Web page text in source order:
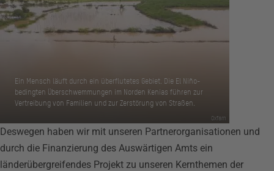
Oxfam
Ein Mensch läuft durch ein überflutetes Gebiet. Die El Niño-
bedingten Überschwemmungen im Norden Kenias führen zur
Vertreibung von Familien und zur Zerstörung von Straßen.
Deswegen haben wir mit unseren Partnerorganisationen und
durch die Finanzierung des Auswärtigen Amts ein
länderübergreifendes Projekt zu unseren Kernthemen der